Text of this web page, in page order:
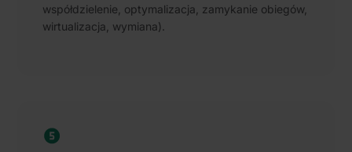
współdzielenie, optymalizacja, zamykanie obiegów,
wirtualizacja, wymiana).